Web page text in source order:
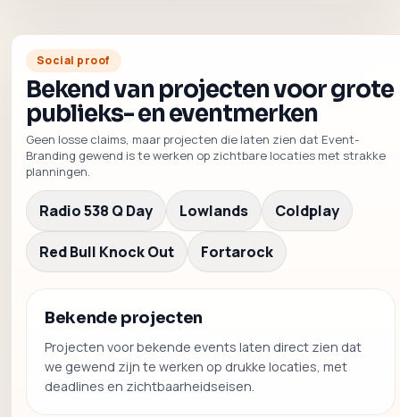
Social proof
Bekend van projecten voor grote
publieks- en eventmerken
Geen losse claims, maar projecten die laten zien dat Event-
Branding gewend is te werken op zichtbare locaties met strakke
planningen.
Radio 538 Q Day Lowlands Coldplay
Red Bull Knock Out Fortarock
Bekende projecten
Projecten voor bekende events laten direct zien dat
we gewend zijn te werken op drukke locaties, met
deadlines en zichtbaarheidseisen.